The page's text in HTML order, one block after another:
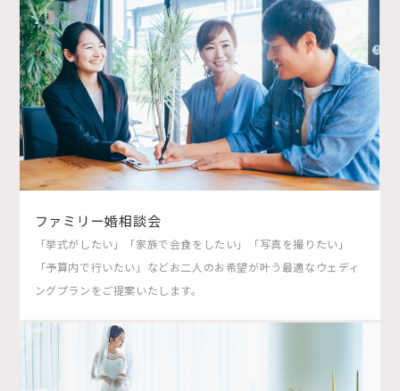
ファミリー婚相談会
「挙式がしたい」「家族で会食をしたい」「写真を撮りたい」
「予算内で行いたい」などお二人のお希望が叶う最適なウェディ
ングプランをご提案いたします。